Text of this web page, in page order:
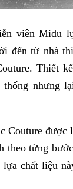
viên Midu
đến từ nhà
Thiết
thống nhưng
Couture được
theo từng
chất liệu